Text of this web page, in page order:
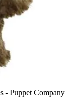
- Puppet Company